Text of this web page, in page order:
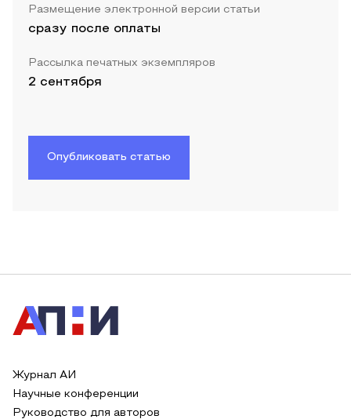
Размещение электронной версии статьи
сразу после оплаты
Рассылка печатных экземпляров
2 сентября
Опубликовать статью
Журнал АИ
Научные конференции
Руководство для авторов